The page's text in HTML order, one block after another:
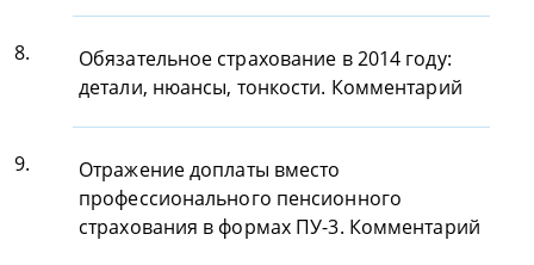
8.
Обязательное страхование в 2014 году:
детали, нюансы, тонкости. Комментарий
9.
Отражение доплаты вместо
профессионального пенсионного
страхования в формах ПУ-3. Комментарий